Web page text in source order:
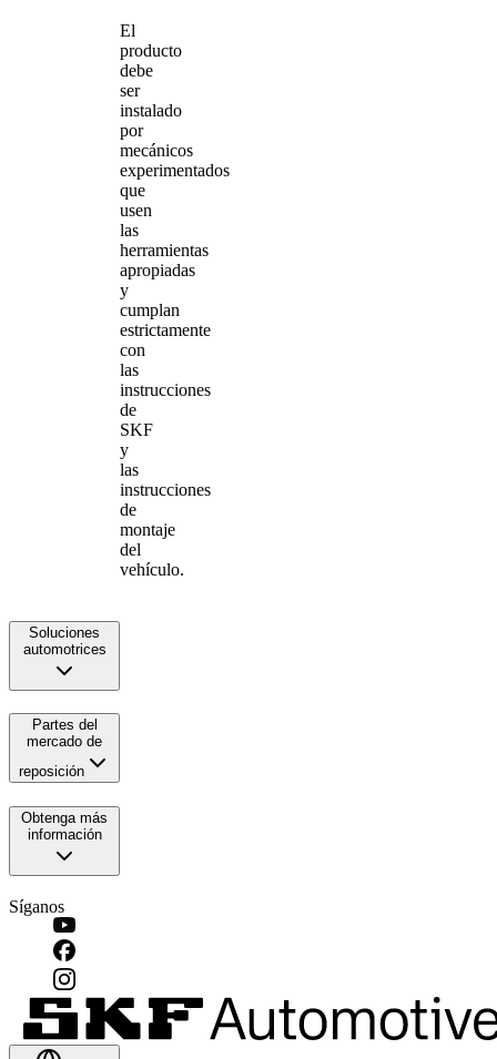
El
producto
debe
ser
instalado
por
mecánicos
experimentados
que
usen
las
herramientas
apropiadas
y
cumplan
estrictamente
con
las
instrucciones
de
SKF
y
las
instrucciones
de
montaje
del
vehículo.
Soluciones
automotrices
Partes del
mercado de
reposición
Obtenga más
información
Síganos